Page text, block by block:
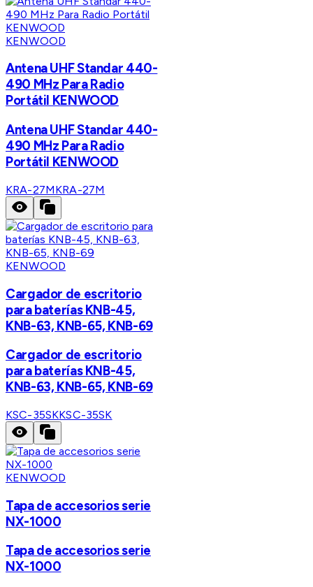
KENWOOD
Antena UHF Standar 440-
490 MHz Para Radio
Portátil KENWOOD
Antena UHF Standar 440-
490 MHz Para Radio
Portátil KENWOOD
KRA-27MKRA-27M
KENWOOD
Cargador de escritorio
para baterías KNB-45,
KNB-63, KNB-65, KNB-69
Cargador de escritorio
para baterías KNB-45,
KNB-63, KNB-65, KNB-69
KSC-35SKKSC-35SK
KENWOOD
Tapa de accesorios serie
NX-1000
Tapa de accesorios serie
NX-1000